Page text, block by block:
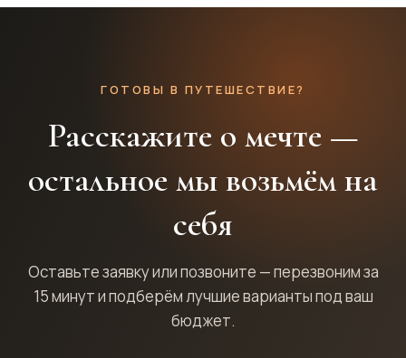
ГОТОВЫ В ПУТЕШЕСТВИЕ?
Расскажите о мечте —
остальное мы возьмём на
себя
Оставьте заявку или позвоните — перезвоним за
15 минут и подберём лучшие варианты под ваш
бюджет.